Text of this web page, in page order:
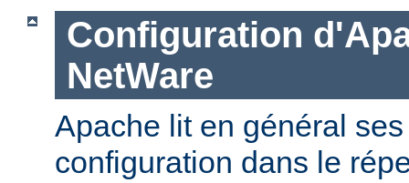
Configuration
NetWare
Apache lit en général
configuration dans le